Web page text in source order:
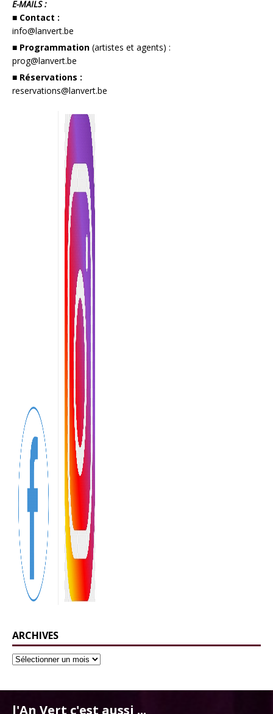
E-MAILS :
■ Contact :
info@lanvert.be
■ Programmation (artistes et agents) :
prog@lanvert.be
■ Réservations :
reservations@lanvert.be
ARCHIVES
l'An Vert c'est aussi ...